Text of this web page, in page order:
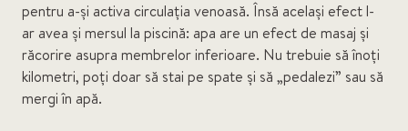
pentru a-și activa circulația venoasă. Însă același efect l-
ar avea și mersul la piscină: apa are un efect de masaj și
răcorire asupra membrelor inferioare. Nu trebuie să înoți
kilometri, poți doar să stai pe spate și să „pedalezi” sau să
mergi în apă.